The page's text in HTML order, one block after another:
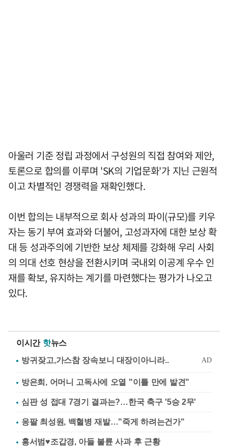
아울러 기준 정립 과정에서 구성원의 직접 참여와 제안,
토론으로 합의를 이루며 'SK의 기업문화'가 지닌 근원적
이고 차별적인 경쟁력을 재확인했다.
이번 합의는 내부적으로 회사 성과의 파이(규모)를 키우
자는 동기 부여 효과와 더불어, 고성과자에 대한 보상 확
대 등 성과주의에 기반한 보상 체제를 강화해 우리 사회
의 의대 선호 현상을 전환시키며 국내외 이공계 우수 인
재를 확보, 유지하는 계기를 마련했다는 평가가 나오고
있다.
이시간 핫뉴스
방은희, 어머니 고독사에 오열 "이틀 만에 발견"
심판 성 접대 7경기 결과는?…한국 축구 '5승 2무'
응팔 최성원, 백혈병 재발…"죽게 하려는건가"
홍서범♥조갑경, 아들 불륜 사과 후 근황